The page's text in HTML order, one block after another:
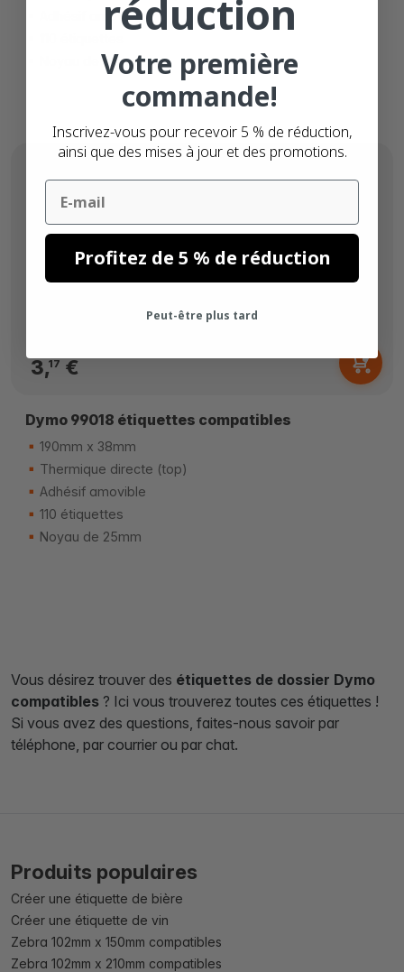
Adhésif amovible
Noyau de 25mm
3,17 €
Dymo 99018 étiquettes compatibles
190mm x 38mm
Thermique directe (top)
Adhésif amovible
110 étiquettes
Noyau de 25mm
Vous désirez trouver des étiquettes de dossier Dymo
compatibles ? Ici vous trouverez toutes ces étiquettes !
Si vous avez des questions, faites-nous savoir par
téléphone, par courrier ou par chat.
Produits populaires
Créer une étiquette de bière
Créer une étiquette de vin
Zebra 102mm x 150mm compatibles
Zebra 102mm x 210mm compatibles
réduction
Votre première
commande!
Inscrivez-vous pour recevoir 5 % de réduction,
ainsi que des mises à jour et des promotions.
Email
Profitez de 5 % de réduction
Peut-être plus tard